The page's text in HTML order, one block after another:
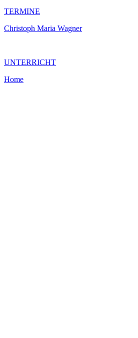
TERMINE
Christoph Maria Wagner
UNTERRICHT
Home